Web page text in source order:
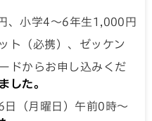
、小学4～6年生1,000円
ト（必携）、ゼッケン
ドからお申し込みくだ
した。
（月曜日）午前0時～